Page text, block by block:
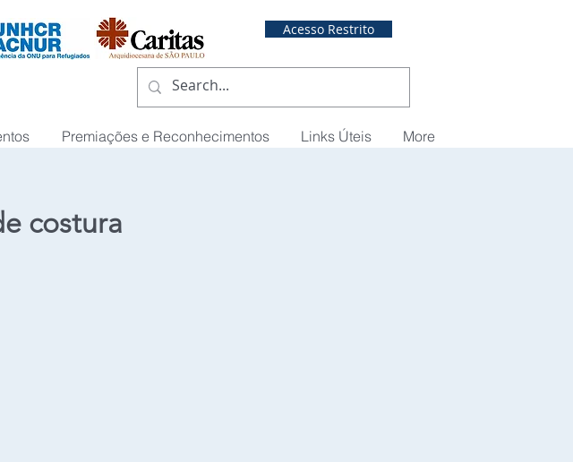
Acesso Restrito
Premiações e Reconhecimentos Links Úteis More
costura